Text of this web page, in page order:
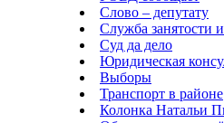
Слово – депутату
Служба занятости
Суд да дело
Юридическая
Выборы
Транспорт в районе
Колонка Натальи